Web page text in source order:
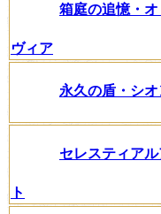
箱庭の追憶・
ヴィア
永久の盾・シオ
セレスティア
ト